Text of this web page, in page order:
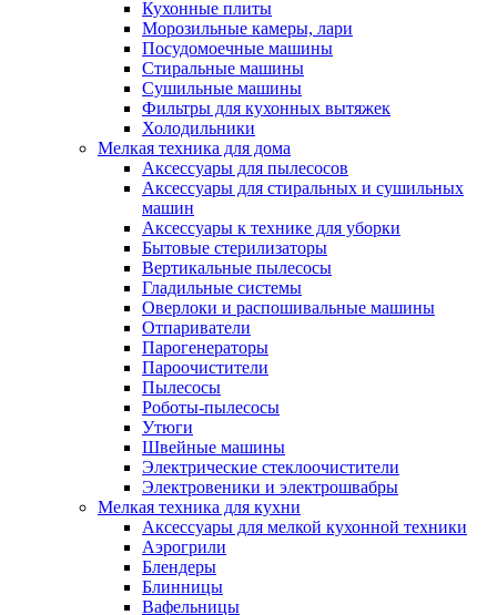
Кухонные плиты
Морозильные камеры, лари
Посудомоечные машины
Стиральные машины
Сушильные машины
Фильтры для кухонных вытяжек
Холодильники
Мелкая техника для дома
Аксессуары для пылесосов
Аксессуары для стиральных и сушильных
машин
Аксессуары к технике для уборки
Бытовые стерилизаторы
Вертикальные пылесосы
Гладильные системы
Оверлоки и распошивальные машины
Отпариватели
Парогенераторы
Пароочистители
Пылесосы
Роботы-пылесосы
Утюги
Швейные машины
Электрические стеклоочистители
Электровеники и электрошвабры
Мелкая техника для кухни
Аксессуары для мелкой кухонной техники
Аэрогрили
Блендеры
Блинницы
Вафельницы